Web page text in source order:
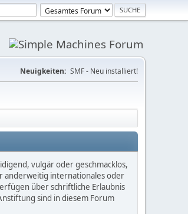
Neuigkeiten: SMF - Neu installiert!
vulgär oder geschmacklos,
anderweitig internationales oder
über schriftliche Erlaubnis
sind in diesem Forum